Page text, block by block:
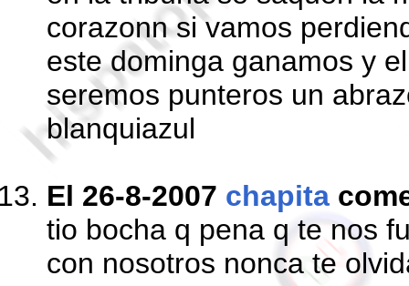
corazonn si vamos
este dominga ganamos y
seremos punteros un
blanquiazul
El 26-8-2007 chapita
tio bocha q pena q te nos
con nosotros nonca te